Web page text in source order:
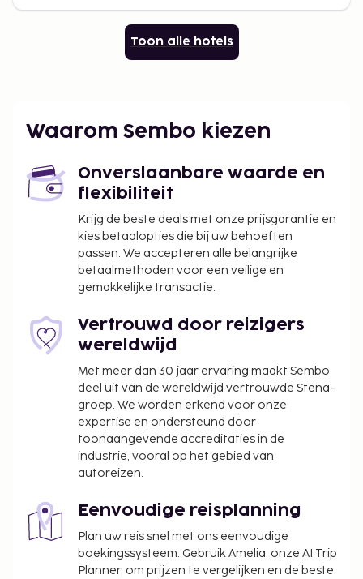
Toon alle hotels
Waarom Sembo kiezen
Onverslaanbare waarde en
flexibiliteit
Krijg de beste deals met onze prijsgarantie en
kies betaalopties die bij uw behoeften
passen. We accepteren alle belangrijke
betaalmethoden voor een veilige en
gemakkelijke transactie.
Vertrouwd door reizigers
wereldwijd
Met meer dan 30 jaar ervaring maakt Sembo
deel uit van de wereldwijd vertrouwde Stena-
groep. We worden erkend voor onze
expertise en ondersteund door
toonaangevende accreditaties in de
industrie, vooral op het gebied van
autoreizen.
Eenvoudige reisplanning
Plan uw reis snel met ons eenvoudige
boekingssysteem. Gebruik Amelia, onze AI Trip
Planner, om prijzen te vergelijken en de beste